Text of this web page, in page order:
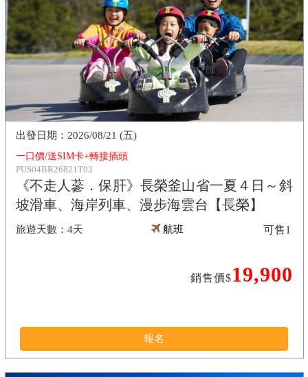
一口價/送SIM卡+轉接插頭
PUS04BR26821T03
《不走人蔘．保肝》長榮釜山省一夏４日～斜
坡滑車、海岸列車、漫步海雲台【長榮】
4天
2026/08/21 (五)
航班
銷售價$19,900
可售1
報名